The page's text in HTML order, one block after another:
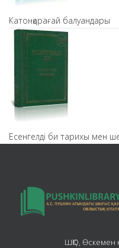
Катонқарағай балуандары
Есенгелді би тарихы мен
ШҚО, Өскемен